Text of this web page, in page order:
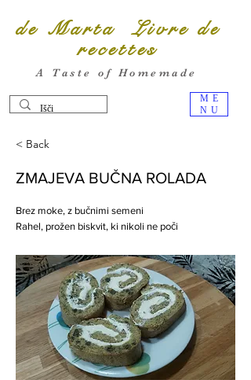
ME
NU
de Marta Livre de
recettes
A Taste of Homemade
< Back
ZMAJEVA BUČNA ROLADA
Brez moke, z bučnimi semeni
Rahel, prožen biskvit, ki nikoli ne poči